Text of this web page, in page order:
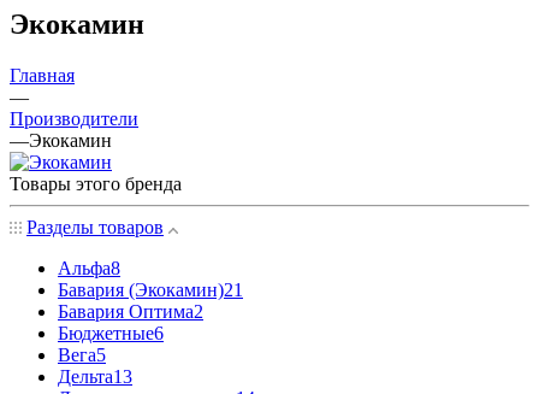
Экокамин
Главная
—
Производители
—Экокамин
Товары этого бренда
Разделы товаров
Альфа8
Бавария (Экокамин)21
Бавария Оптима2
Бюджетные6
Вега5
Дельта13